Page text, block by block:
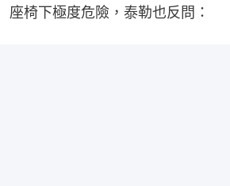
座椅下極度危險，泰勒也反問：